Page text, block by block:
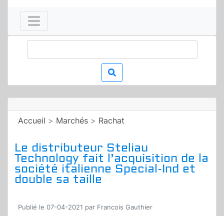
Accueil > Marchés > Rachat
Le distributeur Steliau
Technology fait l’acquisition de la
société italienne Special-Ind et
double sa taille
Publié le 07-04-2021 par Francois Gauthier